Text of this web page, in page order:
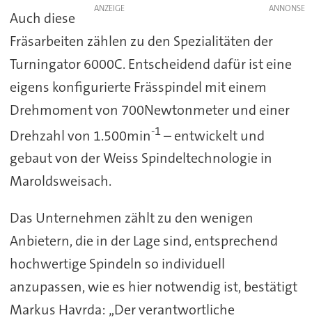
ANZEIGE
Auch diese
Fräsarbeiten zählen zu den Spezialitäten der
Turningator 6000C. Entscheidend dafür ist eine
eigens konfigurierte Frässpindel mit einem
Drehmoment von 700Newtonmeter und einer
Drehzahl von 1.500min-1– entwickelt und
gebaut von der Weiss Spindeltechnologie in
Maroldsweisach.
Das Unternehmen zählt zu den wenigen
Anbietern, die in der Lage sind, entsprechend
hochwertige Spindeln so individuell
anzupassen, wie es hier notwendig ist, bestätigt
Markus Havrda: „Der verantwortliche